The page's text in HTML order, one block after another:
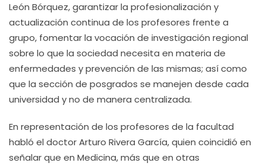
León Bórquez, garantizar la profesionalización y
actualización continua de los profesores frente a
grupo, fomentar la vocación de investigación regional
sobre lo que la sociedad necesita en materia de
enfermedades y prevención de las mismas; así como
que la sección de posgrados se manejen desde cada
universidad y no de manera centralizada.
En representación de los profesores de la facultad
habló el doctor Arturo Rivera García, quien coincidió en
señalar que en Medicina, más que en otras